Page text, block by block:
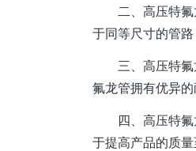
二、高压特
于同等尺寸的管
三、高压特
氟龙管拥有优异
四、高压特
于提高产品的质